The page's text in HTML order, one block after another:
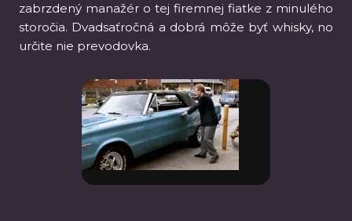
zabrzdený manažér o tej firemnej fiatke z minulého
storočia. Dvadsaťročná a dobrá môže byť whisky, no
určite nie prevodovka.